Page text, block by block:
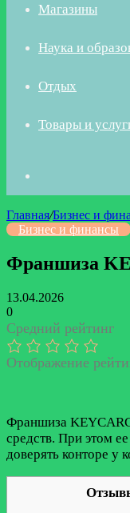
Магазины
Наука и
Отдых
Товары и
Главная/Бизнес и
Бизнес и финансы
Франшиза
13.04.2026
0
Средний рейтинг
Отображение
Франшиза
средств. При этом
доверять конторе у